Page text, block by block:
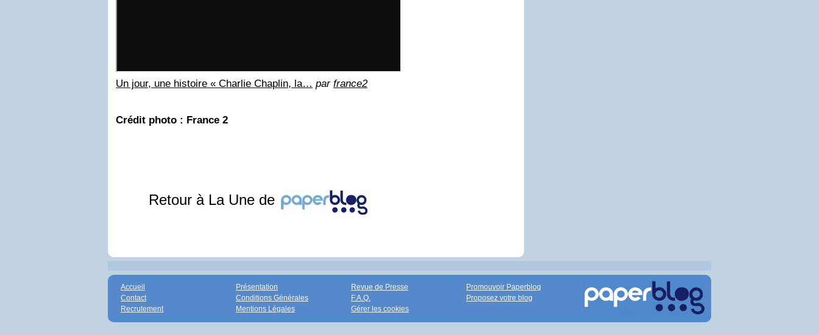
Un jour, une histoire « Charlie Chaplin, la… par france2
Crédit photo : France 2
Retour à La Une de
Accueil
Contact
Recrutement
Présentation
Conditions Générales
Mentions Légales
Revue de Presse
F.A.Q.
Gérer les cookies
Promouvoir Paperblog
Proposez votre blog